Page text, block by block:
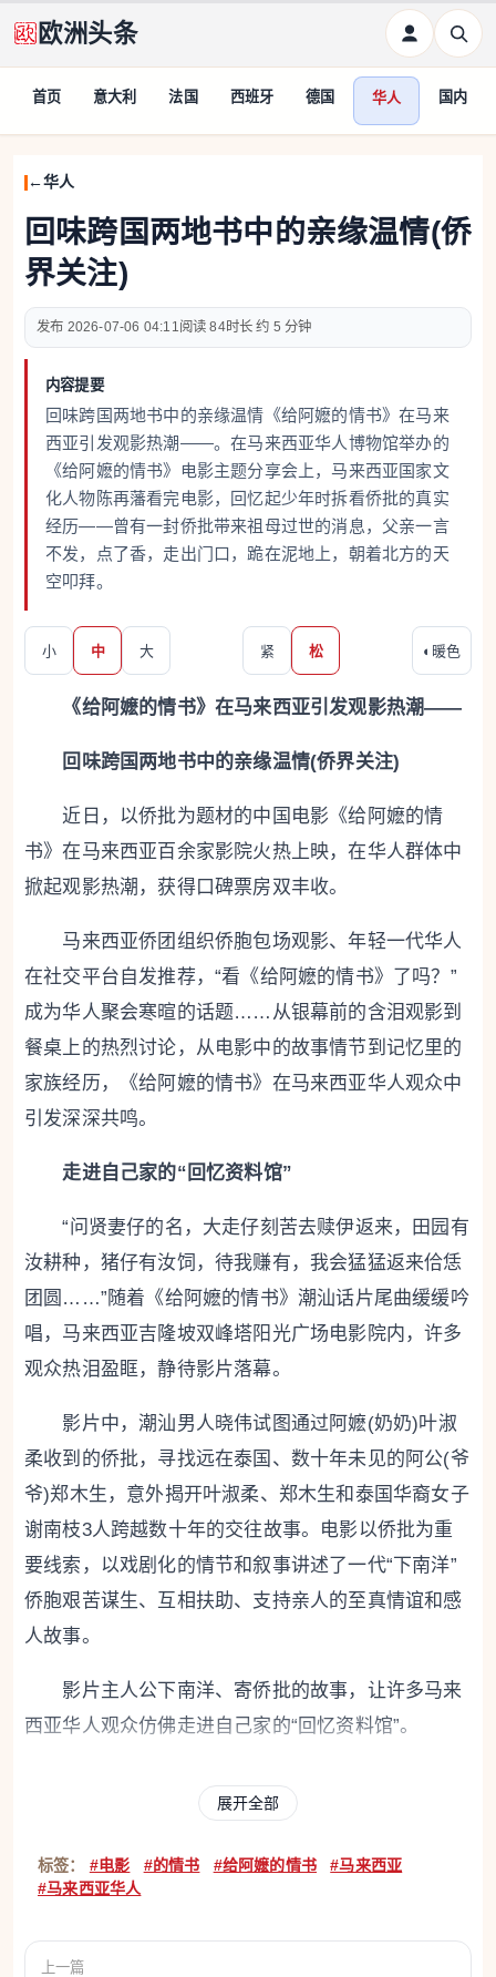
欧洲头条
首页 意大利 法国 西班牙 德国 华人 国内
华人
回味跨国两地书中的亲缘温情(侨
界关注)
2026-07-06 04:11 84 约 5 分钟
内容提要
回味跨国两地书中的亲缘温情《给阿嬷的情书》在马来
西亚引发观影热潮——。在马来西亚华人博物馆举办的
《给阿嬷的情书》电影主题分享会上，马来西亚国家文
化人物陈再藩看完电影，回忆起少年时拆看侨批的真实
经历——曾有一封侨批带来祖母过世的消息，父亲一言
不发，点了香，走出门口，跪在泥地上，朝着北方的天
空叩拜。
小 中 大 紧 松 ◐ 暖色
《给阿嬷的情书》在马来西亚引发观影热潮——
回味跨国两地书中的亲缘温情(侨界关注)
近日，以侨批为题材的中国电影《给阿嬷的情
书》在马来西亚百余家影院火热上映，在华人群体中
掀起观影热潮，获得口碑票房双丰收。
马来西亚侨团组织侨胞包场观影、年轻一代华人
在社交平台自发推荐，“看《给阿嬷的情书》了吗？”
成为华人聚会寒暄的话题……从银幕前的含泪观影到
餐桌上的热烈讨论，从电影中的故事情节到记忆里的
家族经历，《给阿嬷的情书》在马来西亚华人观众中
引发深深共鸣。
走进自己家的“回忆资料馆”
“问贤妻仔的名，大走仔刻苦去赎伊返来，田园有
汝耕种，猪仔有汝饲，待我赚有，我会猛猛返来佮恁
团圆……”随着《给阿嬷的情书》潮汕话片尾曲缓缓吟
唱，马来西亚吉隆坡双峰塔阳光广场电影院内，许多
观众热泪盈眶，静待影片落幕。
影片中，潮汕男人晓伟试图通过阿嬷(奶奶)叶淑
柔收到的侨批，寻找远在泰国、数十年未见的阿公(爷
爷)郑木生，意外揭开叶淑柔、郑木生和泰国华裔女子
谢南枝3人跨越数十年的交往故事。电影以侨批为重
要线索，以戏剧化的情节和叙事讲述了一代“下南洋”
侨胞艰苦谋生、互相扶助、支持亲人的至真情谊和感
人故事。
影片主人公下南洋、寄侨批的故事，让许多马来
西亚华人观众仿佛走进自己家的“回忆资料馆”。
年过八旬的马来西亚海南总商会总会长林秋雅，
在电影中看到自己父亲母亲的影子。“我的父母早年也
是分隔在中马两地，我母亲在海南抚养我的两个哥
哥，和父亲都是靠侨批联络，直到1937年，他们才在
经常跟着妈妈到舅舅家写侨批，寄给中国的家人。布
展开全部
标签： #电影 #的情书 #给阿嬷的情书
#马来西亚
#马来西亚华人
上一篇